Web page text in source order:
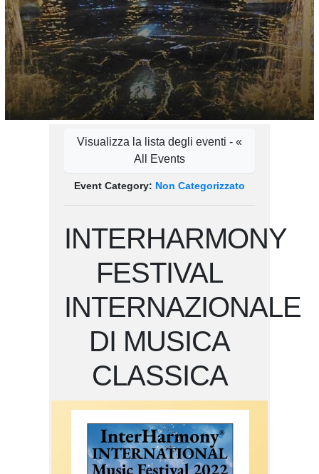
Visualizza la lista degli eventi - «
All Events
Event Category: Non Categorizzato
INTERHARMONY
FESTIVAL
INTERNAZIONALE
DI MUSICA
CLASSICA